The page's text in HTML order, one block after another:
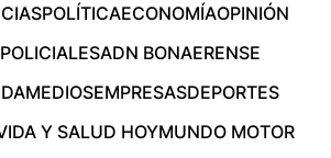
POLÍTICAECONOMÍAOPINIÓN
POLICIALESADN BONAERENSE
MEDIOSEMPRESASDEPORTES
Y SALUD HOYMUNDO MOTOR